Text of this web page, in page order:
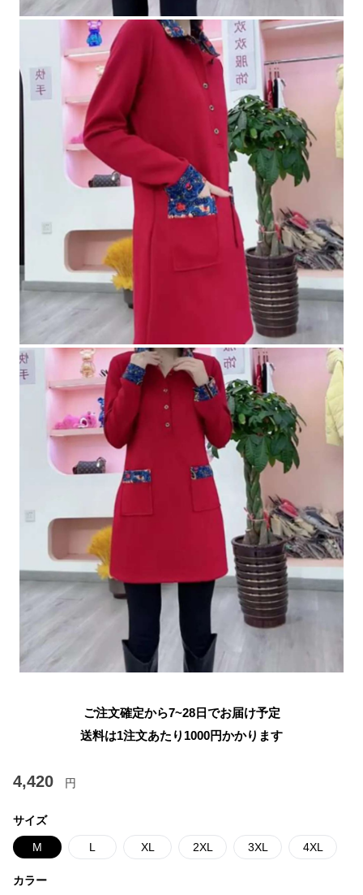
ご注文確定から7~28日でお届け予定
送料は1注文あたり 1000円かかります
4,420 円
サイズ
M L XL 2XL 3XL 4XL
カラー